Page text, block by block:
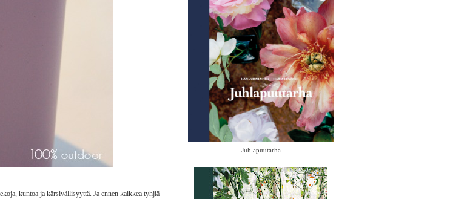
kuntoa ja kärsivällisyyttä. Ja ennen kaikkea tyhjiä
Juhlapuutarha